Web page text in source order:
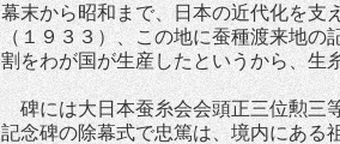
幕末から昭和まで、日本の近代化を支
（１９３３）、この地に蚕種渡来地の
割をわが国が生産したというから、生
碑には大日本蚕糸会会頭正三位勲三
記念碑の除幕式で忠篤は、境内にある